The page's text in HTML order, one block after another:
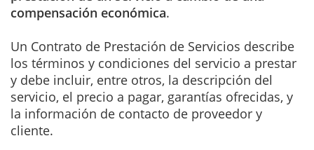
compensación económica.
Un Contrato de Prestación de Servicios describe
los términos y condiciones del servicio a prestar
y debe incluir, entre otros, la descripción del
servicio, el precio a pagar, garantías ofrecidas, y
la información de contacto de proveedor y
cliente.